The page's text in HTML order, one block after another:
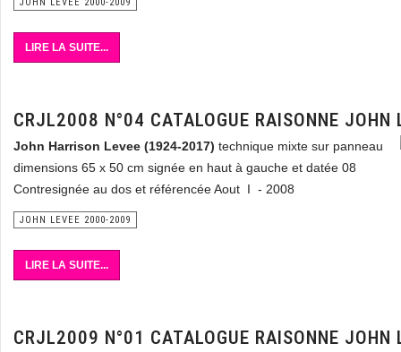
LIRE LA SUITE...
CRJL2008 N°04 CATALOGUE RAISONNE JOHN
John Harrison Levee (1924-2017) technique mixte sur panneau
dimensions 65 x 50 cm signée en haut à gauche et datée 08
Contresignée au dos et référencée Aout I - 2008
JOHN LEVEE 2000-2009
LIRE LA SUITE...
CRJL2009 N°01 CATALOGUE RAISONNE JOHN